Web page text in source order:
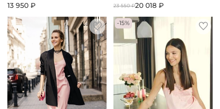
13 950 ₽
23 550 ₽20 018 ₽
-15%